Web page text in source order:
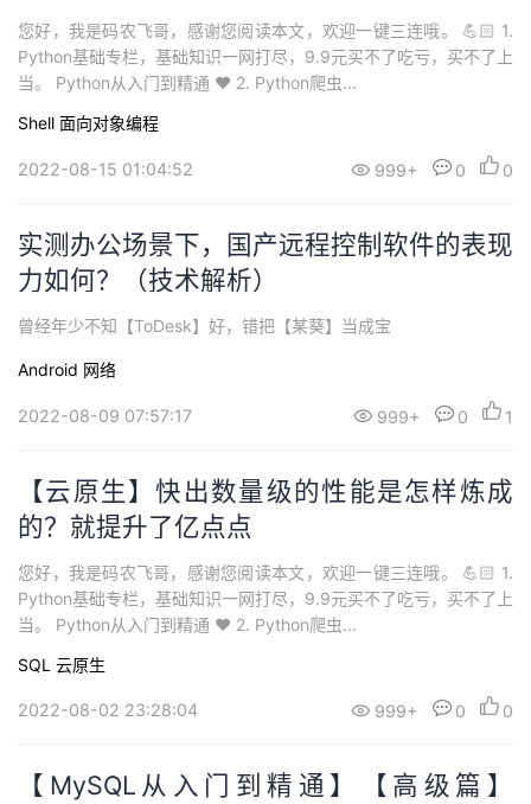
您好，我是码农飞哥，感谢您阅读本文，欢迎一键三连哦。 💪🏻 1.
Python基础专栏，基础知识一网打尽，9.9元买不了吃亏，买不了上
当。 Python从入门到精通 ❤️ 2. Python爬虫...
Shell 面向对象编程
2022-08-15 01:04:52 999+ 0 0
实测办公场景下，国产远程控制软件的表现
力如何？（技术解析）
曾经年少不知【ToDesk】好，错把【某葵】当成宝
Android 网络
2022-08-09 07:57:17 999+ 0 1
【云原生】快出数量级的性能是怎样炼成
的？就提升了亿点点
您好，我是码农飞哥，感谢您阅读本文，欢迎一键三连哦。 💪🏻 1.
Python基础专栏，基础知识一网打尽，9.9元买不了吃亏，买不了上
当。 Python从入门到精通 ❤️ 2. Python爬虫...
SQL 云原生
2022-08-02 23:28:04 999+ 0 0
【MySQL从入门到精通】【高级篇】